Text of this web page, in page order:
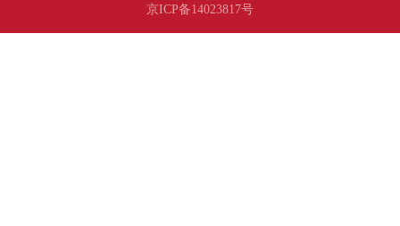
京ICP备14023817号